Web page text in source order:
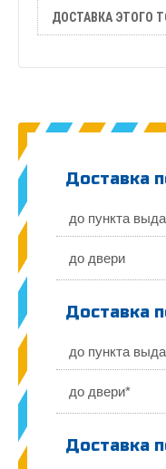
ДОСТАВКА ЭТОГО
Доставка
до пункта
до двери
Доставка
до пункта
до двери*
Доставка